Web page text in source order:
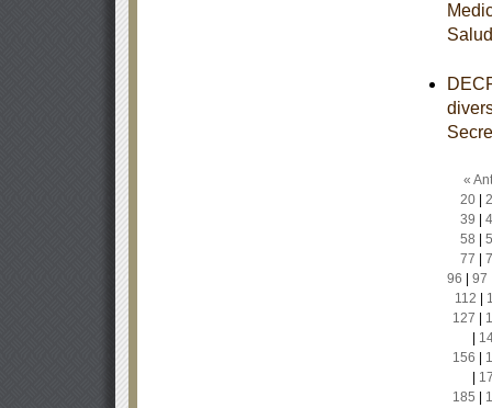
«
20|
39
58
77
96
97
112
127
156
185